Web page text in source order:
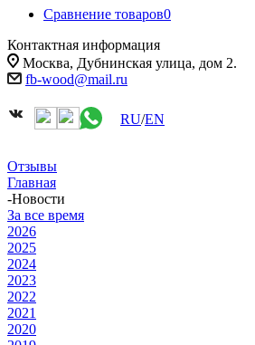
Сравнение товаров0
Контактная информация
Москва, Дубнинская улица, дом 2.
fb-wood@mail.ru
RU/EN
Отзывы
Главная
-Новости
За все время
2026
2025
2024
2023
2022
2021
2020